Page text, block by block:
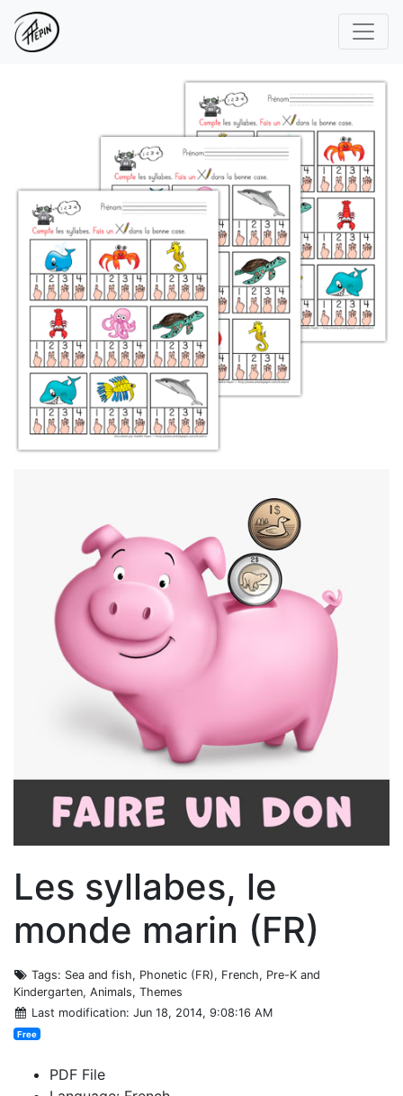
Les syllabes, le
monde marin (FR)
Tags: Sea and fish, Phonetic (FR), French, Pre-K and
Kindergarten, Animals, Themes
Last modification: Jun 18, 2014, 9:08:16 AM
Free
PDF File